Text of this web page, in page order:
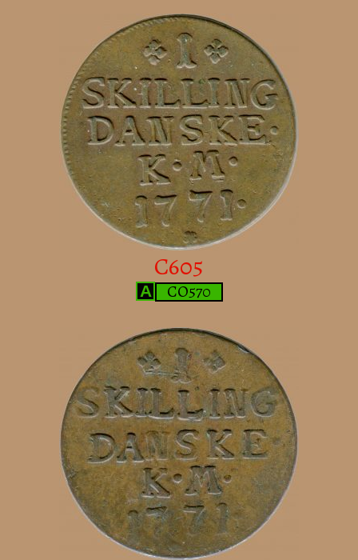
C605
A CO570